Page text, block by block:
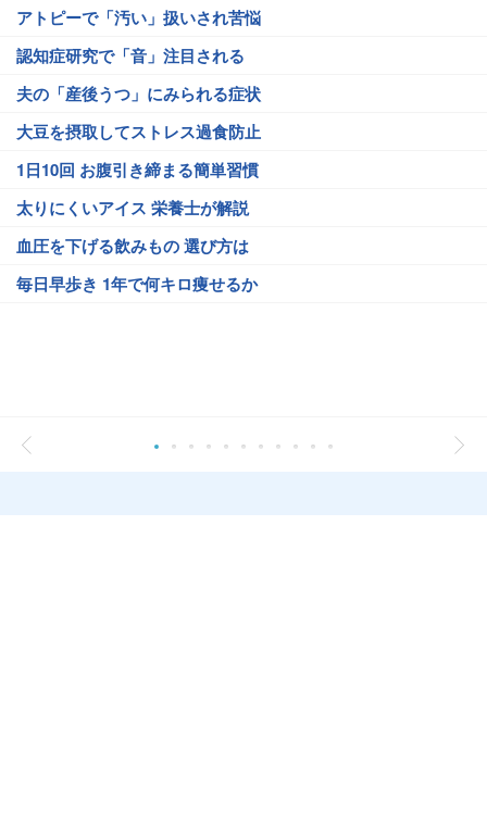
アトピーで「汚い」扱いされ苦悩
認知症研究で「音」注目される
夫の「産後うつ」にみられる症状
大豆を摂取してストレス過食防止
1日10回 お腹引き締まる簡単習慣
太りにくいアイス 栄養士が解説
血圧を下げる飲みもの 選び方は
毎日早歩き 1年で何キロ痩せるか